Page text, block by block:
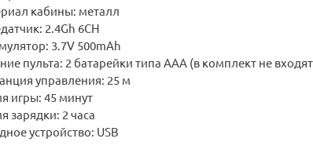
кабины: металл
2.4Gh 6CH
3.7V 500mAh
пульта: 2 батарейки типа AAA (в комплект не
управления: 25 м
игры: 45 минут
зарядки: 2 часа
устройство: USB